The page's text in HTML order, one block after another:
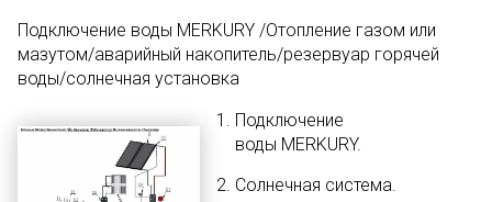
Подключение воды MERKURY /Отопление газом или
мазутом/аварийный накопитель/резервуар горячей
воды/солнечная установка
Подключение
воды MERKURY.
Солнечная система.